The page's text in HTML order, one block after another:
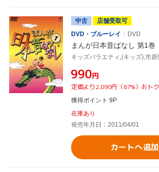
中古
店舗受取可
DVD・ブルーレイ
DVD
まんが日本昔ばなし 第1巻
¥990円
定価より2,090円（67%）おトク
獲得ポイント 9P
在庫あり
発売年月日：2011/04/01
カートへ追加